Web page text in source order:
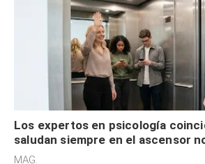
Los expertos en psicología
saludan siempre en el ascensor
defensiva y tienen apertura social
MAG.